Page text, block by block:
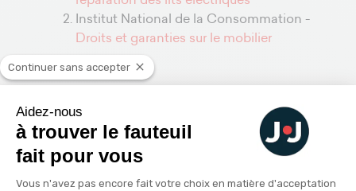
Institut National de la Consommation -
Droits et garanties sur le mobilier
Les conseils de l'expert
Continuer sans accepter
Aidez-nous
à trouver le fauteuil
fait pour vous
Plateforme de Gestion du
Vous n'avez pas encore fait votre choix en matière d'acceptation